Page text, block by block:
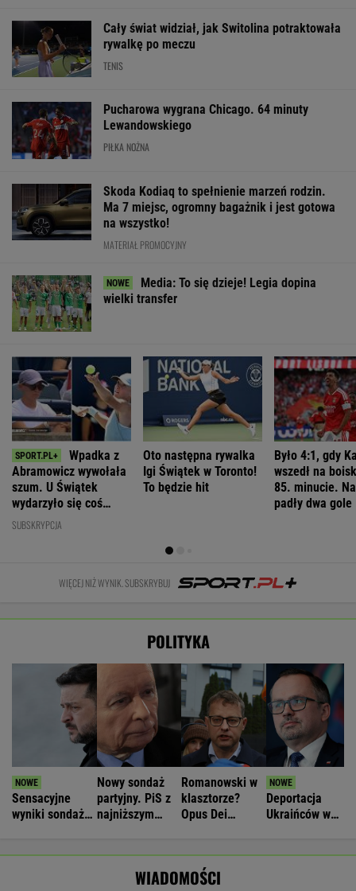
Cały świat widział, jak Switolina potraktowała
rywalkę po meczu
TENIS
Pucharowa wygrana Chicago. 64 minuty
Lewandowskiego
PIŁKA NOŻNA
Skoda Kodiaq to spełnienie marzeń rodzin.
Ma 7 miejsc, ogromny bagażnik i jest gotowa
na wszystko!
MATERIAŁ PROMOCYJNY
Media: To się dzieje! Legia dopina
wielki transfer
Wpadka z
Abramowicz wywołała
szum. U Świątek
wydarzyło się coś
ważniejszego
SUBSKRYPCJA
Oto następna rywalka
Igi Świątek w Toronto!
To będzie hit
Było 4:1, gdy
wszedł na
85. minucie.
padły dwa gole
WIĘCEJ NIŻ WYNIK. SUBSKRYBUJ
POLITYKA
Sensacyjne
wyniki sondażu
Nowy sondaż
partyjny. PiS z
najniższym
Romanowski w
klasztorze?
Opus Dei
Deportacja
Ukraińców w
WIADOMOŚCI